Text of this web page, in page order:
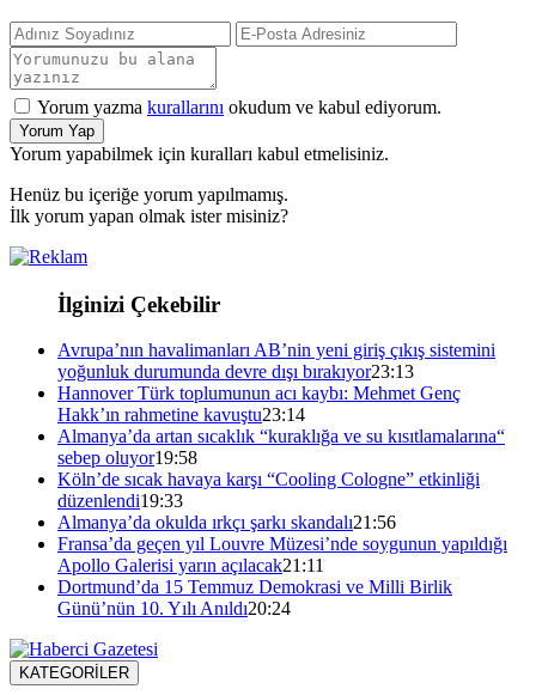
Yorum yazma kurallarını okudum ve kabul ediyorum.
Yorum Yap
Yorum yapabilmek için kuralları kabul etmelisiniz.
Henüz bu içeriğe yorum yapılmamış.
İlk yorum yapan olmak ister misiniz?
İlginizi Çekebilir
Avrupa’nın havalimanları AB’nin yeni giriş çıkış sistemini
yoğunluk durumunda devre dışı bırakıyor23:13
Hannover Türk toplumunun acı kaybı: Mehmet Genç
Hakk’ın rahmetine kavuştu23:14
Almanya’da artan sıcaklık “kuraklığa ve su kısıtlamalarına“
sebep oluyor19:58
Köln’de sıcak havaya karşı “Cooling Cologne” etkinliği
düzenlendi19:33
Almanya’da okulda ırkçı şarkı skandalı21:56
Fransa’da geçen yıl Louvre Müzesi’nde soygunun yapıldığı
Apollo Galerisi yarın açılacak21:11
Dortmund’da 15 Temmuz Demokrasi ve Milli Birlik
Günü’nün 10. Yılı Anıldı20:24
KATEGORİLER